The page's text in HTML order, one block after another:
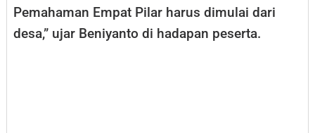
Pemahaman Empat Pilar harus dimulai dari
desa,” ujar Beniyanto di hadapan peserta.